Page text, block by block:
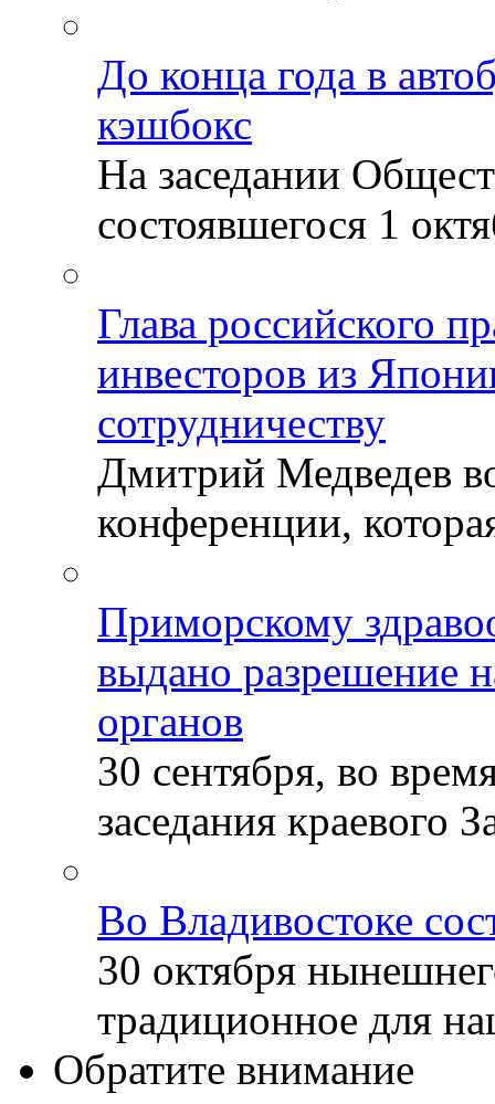
До конца года в
кэшбокс
На заседании
состоявшегося 1
Глава российского
инвесторов из
сотрудничеству
Дмитрий Медведев
конференции,
Приморскому
выдано разрешение
органов
30 сентября, во
заседания краевого
Во Владивостоке
30 октября
традиционное для
Обратите внимание